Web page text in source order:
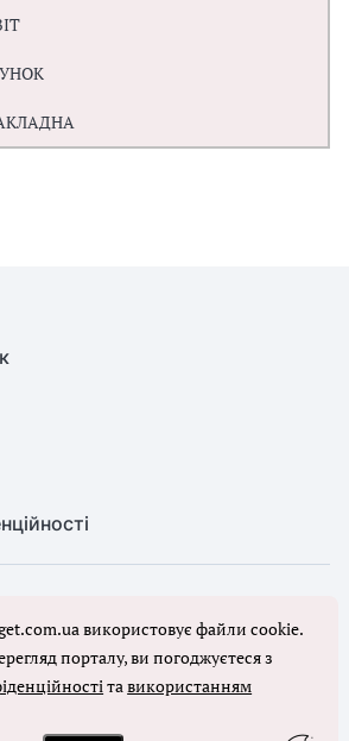
будь-яких матеріалів порталу,
анотованих оглядів допускаються лише з
порталу
використовує файли cookie.
порталу, ви погоджуєтеся з
тавикористанням